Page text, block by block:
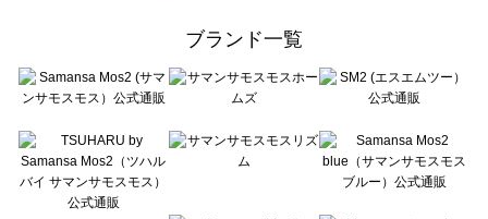
sō4ū（ソウフォーユー）のバッグ一覧
Te chichi（テチチ）のバッグ一覧
Te chichi CLASSIC（テチチ クラシック）のバッグ一覧
Lugnoncure（ルノンキュール）のバッグ一覧
BETTY'S BLUE（べティーズブルー）のバッグ一覧
Wpc.（ワールドパーティー）のバッグ一覧
ブランド一覧